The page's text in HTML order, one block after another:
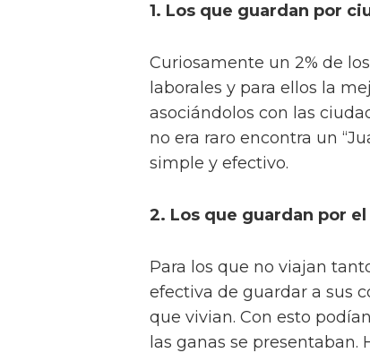
1. Los que guardan por
Curiosamente un 2% de
laborales y para ellos la
asociándolos con las
no era raro encontra un
simple y efectivo.
2. Los que guardan por
Para los que no viajan
efectiva de guardar a sus
que vivian. Con esto
las ganas se